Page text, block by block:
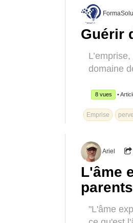
Guérir
domaine
8 vues •
Emprise
Ariel
L'âme
"L'âme